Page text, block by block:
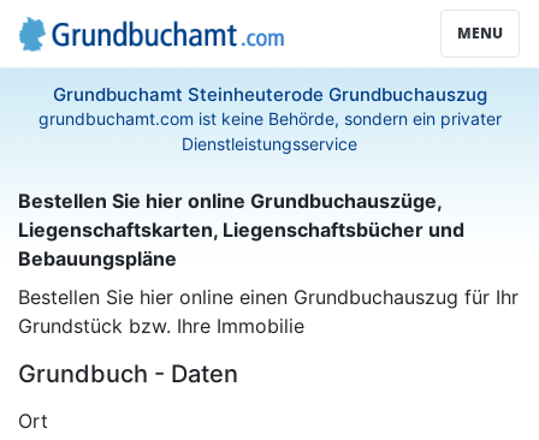
MENU
Grundbuchamt Steinheuterode Grundbuchauszug
grundbuchamt.com ist keine Behörde, sondern ein privater
Dienstleistungsservice
Bestellen Sie hier online Grundbuchauszüge,
Liegenschaftskarten, Liegenschaftsbücher und
Bebauungspläne
Bestellen Sie hier online einen Grundbuchauszug für Ihr
Grundstück bzw. Ihre Immobilie
Grundbuch - Daten
Ort